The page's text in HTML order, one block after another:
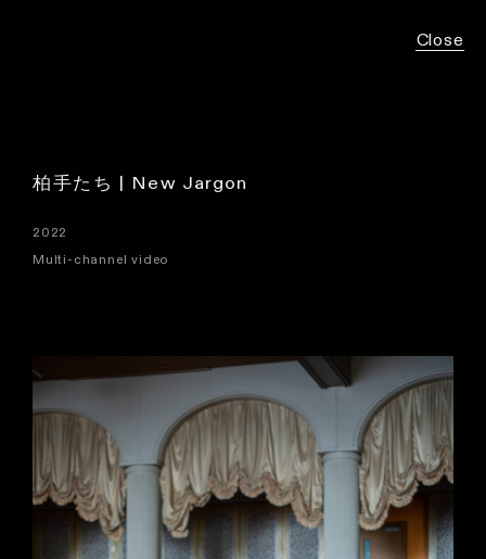
Close
柏手たち | New Jargon
2022
Multi-channel video